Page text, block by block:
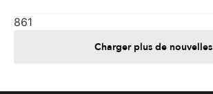
861
Charger plus de nouvelles